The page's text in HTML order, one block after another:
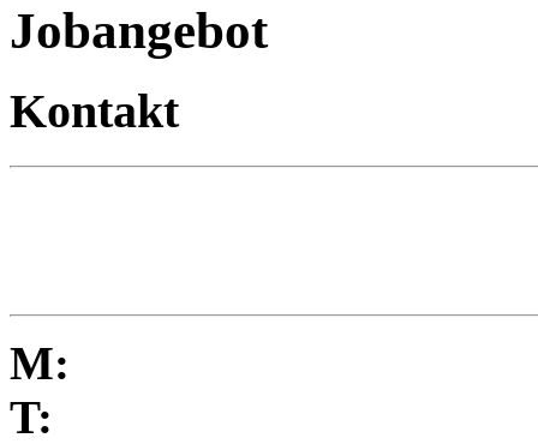
Jobangebot
Kontakt
M:
T: